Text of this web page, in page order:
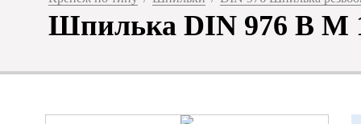
Шпилька DIN 976 B M